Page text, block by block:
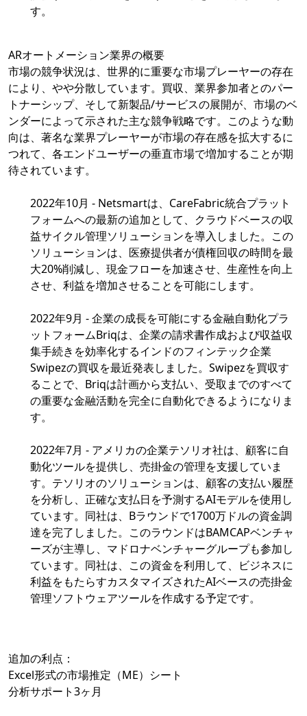
す。
ARオートメーション業界の概要
市場の競争状況は、世界的に重要な市場プレーヤーの存在
により、やや分散しています。買収、業界参加者とのパー
トナーシップ、そして新製品/サービスの展開が、市場のベ
ンダーによって示された主な競争戦略です。このような動
向は、著名な業界プレーヤーが市場の存在感を拡大するに
つれて、各エンドユーザーの垂直市場で増加することが期
待されています。
2022年10月 - Netsmartは、CareFabric統合プラット
フォームへの最新の追加として、クラウドベースの収
益サイクル管理ソリューションを導入しました。この
ソリューションは、医療提供者が債権回収の時間を最
大20%削減し、現金フローを加速させ、生産性を向上
させ、利益を増加させることを可能にします。
2022年9月 - 企業の成長を可能にする金融自動化プラ
ットフォームBriqは、企業の請求書作成および収益収
集手続きを効率化するインドのフィンテック企業
Swipezの買収を最近発表しました。Swipezを買収す
ることで、Briqは計画から支払い、受取までのすべて
の重要な金融活動を完全に自動化できるようになりま
す。
2022年7月 - アメリカの企業テソリオ社は、顧客に自
動化ツールを提供し、売掛金の管理を支援していま
す。テソリオのソリューションは、顧客の支払い履歴
を分析し、正確な支払日を予測するAIモデルを使用し
ています。同社は、Bラウンドで1700万ドルの資金調
達を完了しました。このラウンドはBAMCAPベンチャ
ーズが主導し、マドロナベンチャーグループも参加し
ています。同社は、この資金を利用して、ビジネスに
利益をもたらすカスタマイズされたAIベースの売掛金
管理ソフトウェアツールを作成する予定です。
追加の利点：
Excel形式の市場推定（ME）シート
分析サポート3ヶ月